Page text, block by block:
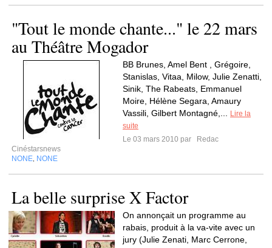
"Tout le monde chante..." le 22 mars
au Théâtre Mogador
BB Brunes, Amel Bent , Grégoire,
Stanislas, Vitaa, Milow, Julie Zenatti,
Sinik, The Rabeats, Emmanuel
Moire, Hélène Segara, Amaury
Vassili, Gilbert Montagné,...
Lire la
suite
Le 03 mars 2010 par
Redac
Cinéstarsnews
NONE NONE
La belle surprise X Factor
On annonçait un programme au
rabais, produit à la va-vite avec un
jury (Julie Zenati, Marc Cerrone,